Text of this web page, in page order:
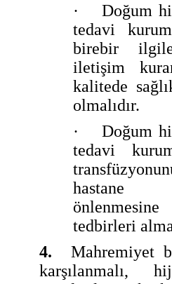
·
Doğum
tedavi
birebir
iletişim
kalitede
olmalıdır.
·
Doğum
tedavi
hastane
tedbirleri
4.
Mahremiyet
karşılanmalı,